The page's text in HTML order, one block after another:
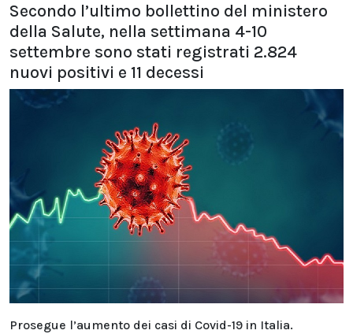
Secondo l’ultimo bollettino del ministero
della Salute, nella settimana 4-10
settembre sono stati registrati 2.824
nuovi positivi e 11 decessi
Prosegue l’aumento dei casi di Covid-19 in Italia.